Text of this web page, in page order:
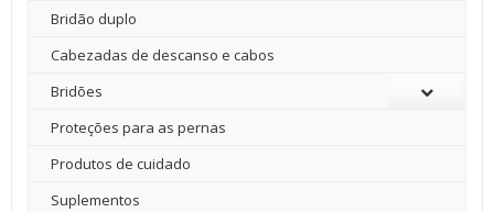
Bridão duplo
Cabezadas de descanso e cabos
Bridões
Proteções para as pernas
Produtos de cuidado
Suplementos